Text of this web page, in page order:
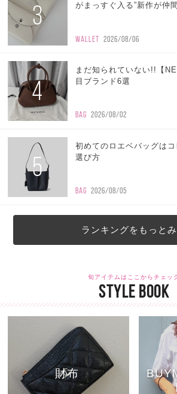
3
がまっすぐ入る”新作が仲
WALLET 2026/08/06
4
まだ知られていない!!【
目ブランド6選
BAG 2026/08/02
5
初めてのロエベバッグは
選び方
BAG 2026/08/05
ランキングをもっと
旬アイテムはここからチェッ
STYLE BOOK
財布